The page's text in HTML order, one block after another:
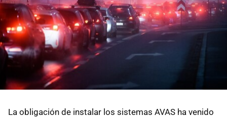
La obligación de instalar los sistemas AVAS ha venido